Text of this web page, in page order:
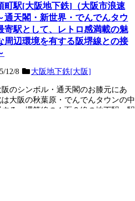
町駅[大阪地下鉄]（大阪市浪速
通天閣・新世界・でんでんタウ
寄駅として、レトロ感満載の魅
周辺環境を有する阪堺線との接
12/8 大阪地下鉄[大阪]
のシンボル・通天閣のお膝元にあ
は大阪の秋葉原・でんでんタウンの中
する、堺筋線の１面２線の地下駅。駅